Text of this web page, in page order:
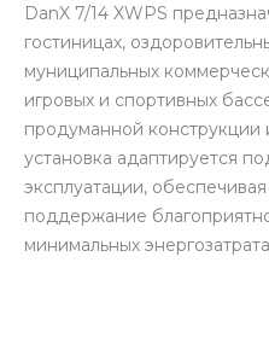
DanX 7/14 XWPS
гостиницах,
муниципальных
игровых и спортивных
продуманной конструкции
установка адаптируется
эксплуатации,
поддержание
минимальных